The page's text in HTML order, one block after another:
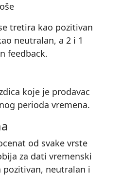
tretira kao pozitivan
neutralan, a 2 i 1
feedback.
koje je prodavac
perioda vremena.
od svake vrste
za dati vremenski
pozitivan, neutralan i